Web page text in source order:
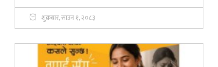
शुक्रबार, साउन १, २०८३